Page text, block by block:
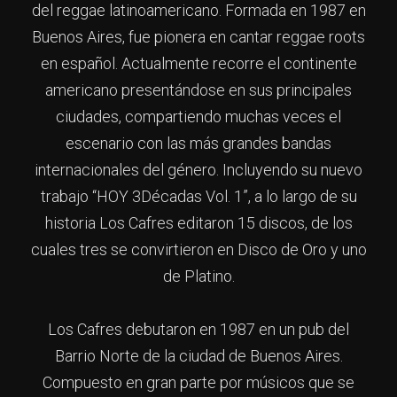
del reggae latinoamericano. Formada en 1987 en
Buenos Aires, fue pionera en cantar reggae roots
en español. Actualmente recorre el continente
americano presentándose en sus principales
ciudades, compartiendo muchas veces el
escenario con las más grandes bandas
internacionales del género. Incluyendo su nuevo
trabajo “HOY 3Décadas Vol. 1”, a lo largo de su
historia Los Cafres editaron 15 discos, de los
cuales tres se convirtieron en Disco de Oro y uno
de Platino.
Los Cafres debutaron en 1987 en un pub del
Barrio Norte de la ciudad de Buenos Aires.
Compuesto en gran parte por músicos que se